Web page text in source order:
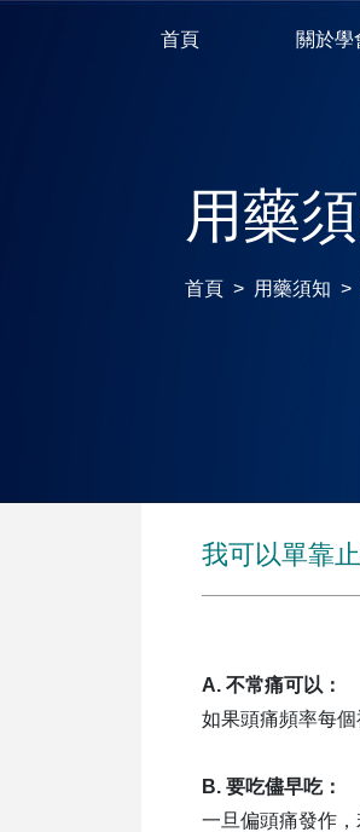
首頁 關於學
用藥
首頁 用藥須知
我可以單靠
A. 不常痛可以：
如果頭痛頻率每個
B. 要吃儘早吃：
一旦偏頭痛發作